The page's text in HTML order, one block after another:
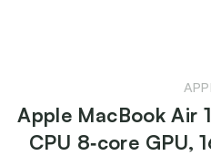
Apple MacBook Air
CPU 8‑core GPU,